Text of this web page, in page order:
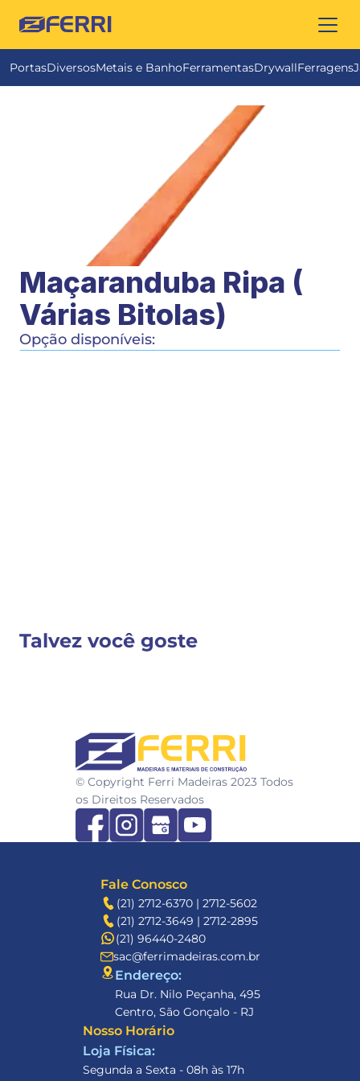
FERRI
PortasDiversosMetais e BanhoFerramentasDrywallFerragens
Maçaranduba Ripa (
Várias Bitolas)
Opção disponíveis:
VER MAIS INFORMAÇÕES
Talvez você goste
FERRI
© Copyright Ferri Madeiras 2023 Todos
os Direitos Reservados
Fale Conosco
(21) 2712-6370 | 2712-5602
(21) 2712-3649 | 2712-2895
(21) 96440-2480
sac@ferrimadeiras.com.br
Endereço:
Rua Dr. Nilo Peçanha, 495
Centro, São Gonçalo - RJ
Nosso Horário
Loja Física:
Segunda a Sexta - 08h às 17h